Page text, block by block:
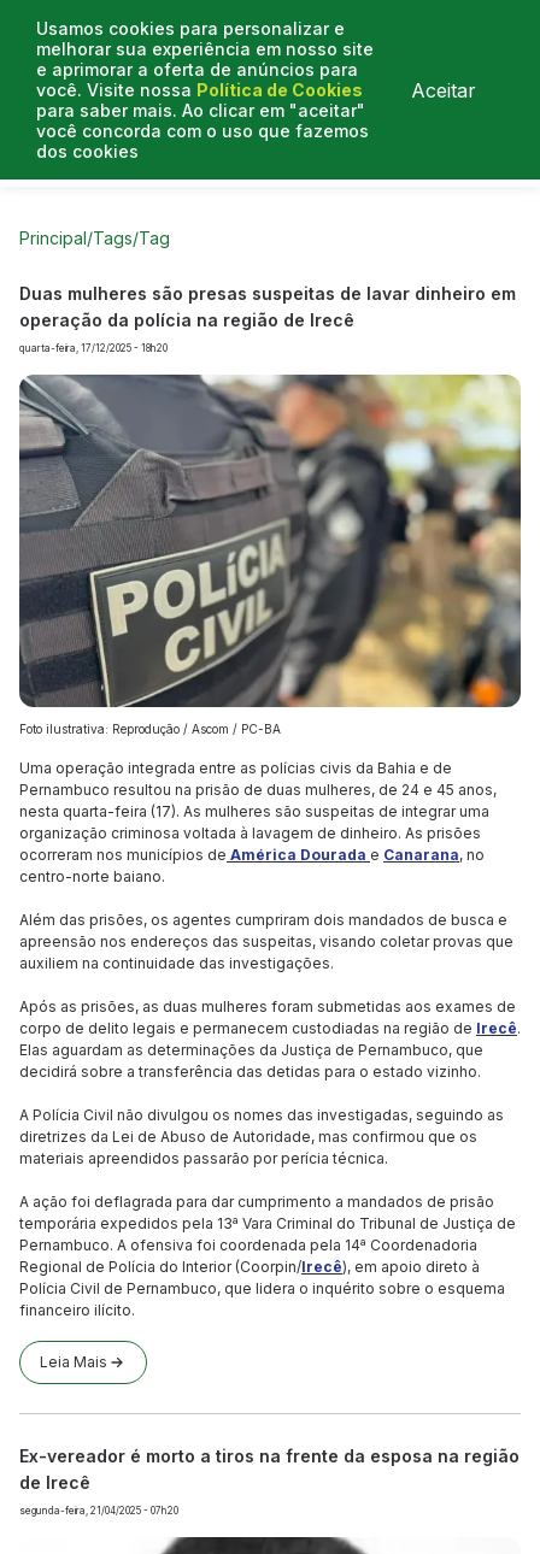
Usamos cookies para personalizar e
melhorar sua experiência em nosso site
e aprimorar a oferta de anúncios para
você. Visite nossa Política de Cookies
para saber mais. Ao clicar em "aceitar"
você concorda com o uso que fazemos
dos cookies
Aceitar
Curtas do Poder
Principal/Tags/Tag
Duas mulheres são presas suspeitas de lavar dinheiro em
operação da polícia na região de Irecê
quarta-feira, 17/12/2025 - 18h20
Foto ilustrativa: Reprodução / Ascom / PC-BA
Uma operação integrada entre as polícias civis da Bahia e de
Pernambuco resultou na prisão de duas mulheres, de 24 e 45 anos,
nesta quarta-feira (17). As mulheres são suspeitas de integrar uma
organização criminosa voltada à lavagem de dinheiro. As prisões
ocorreram nos municípios de América Dourada e Canarana, no
centro-norte baiano.
Além das prisões, os agentes cumpriram dois mandados de busca e
apreensão nos endereços das suspeitas, visando coletar provas que
auxiliem na continuidade das investigações.
Após as prisões, as duas mulheres foram submetidas aos exames de
corpo de delito legais e permanecem custodiadas na região de Irecê.
Elas aguardam as determinações da Justiça de Pernambuco, que
decidirá sobre a transferência das detidas para o estado vizinho.
A Polícia Civil não divulgou os nomes das investigadas, seguindo as
diretrizes da Lei de Abuso de Autoridade, mas confirmou que os
materiais apreendidos passarão por perícia técnica.
A ação foi deflagrada para dar cumprimento a mandados de prisão
temporária expedidos pela 13ª Vara Criminal do Tribunal de Justiça de
Pernambuco. A ofensiva foi coordenada pela 14ª Coordenadoria
Regional de Polícia do Interior (Coorpin/Irecê), em apoio direto à
Polícia Civil de Pernambuco, que lidera o inquérito sobre o esquema
financeiro ilícito.
Leia Mais
Ex-vereador é morto a tiros na frente da esposa na região
de Irecê
segunda-feira, 21/04/2025 - 07h20